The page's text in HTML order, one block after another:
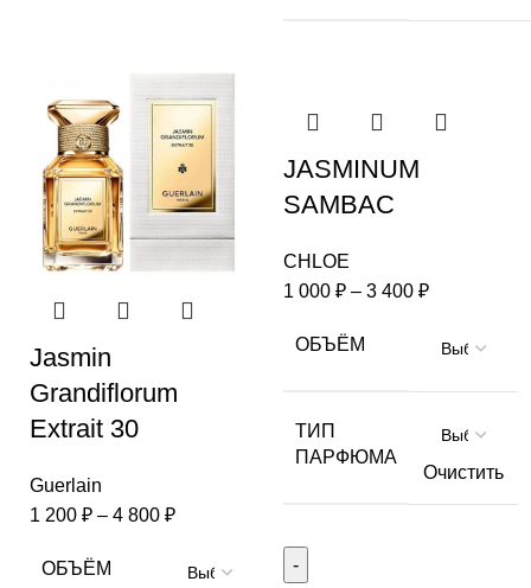
Jasmin
Grandiflorum
Extrait 30
Guerlain
1 200 ₽ – 4 800 ₽
ОБЪЁМ
JASMINUM
SAMBAC
CHLOE
1 000 ₽ – 3 400 ₽
ОБЪЁМ
ТИП
ПАРФЮМА
Очистить